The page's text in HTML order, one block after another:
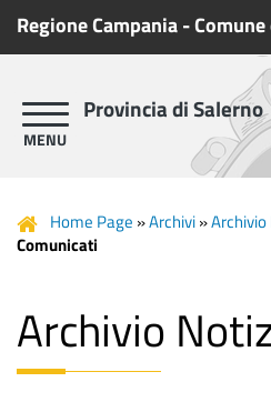
Regione Campania-
Provincia di Salerno
Home Page »Archivi»
Comunicati
Archivio